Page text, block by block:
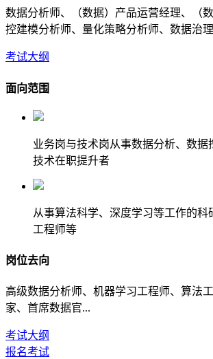
数据分析师、（数据）产品运营经理、（
控建模分析师、量化策略分析师、数据治
考试大纲
面向范围
业务岗与技术岗从事数据分析、数据
技术在职提升者
从事算法科学、深度学习等工作的科
工程师等
岗位去向
高级数据分析师、机器学习工程师、算法
家、首席数据官...
考试大纲
报名考试